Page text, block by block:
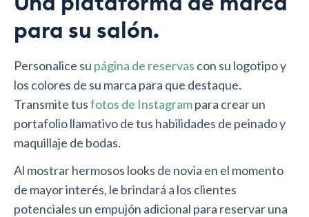
para su salón.
Personalice su página de reservas con su logotipo y
los colores de su marca para que destaque.
Transmite tusfotos de Instagrampara crear un
portafolio llamativo de tus habilidades de peinado y
maquillaje de bodas.
Al mostrar hermosos looks de novia en el momento
de mayor interés, le brindará a los clientes
potenciales un empujón adicional para reservar una